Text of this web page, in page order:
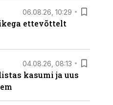
06.08.26, 10:29
ettevõttelt
04.08.26, 08:13
kasumi ja uus